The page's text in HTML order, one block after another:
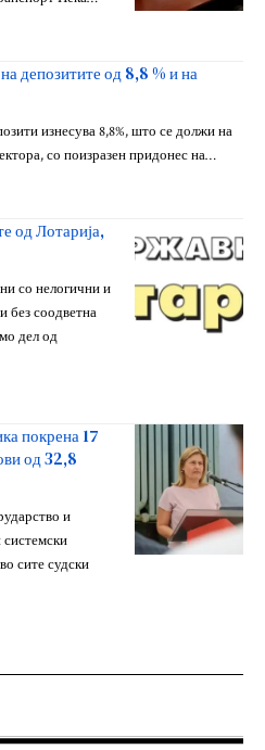
депозитите од 8,8 % и на
изнесува 8,8%, што се должи на
со поизразен придонес на…
од Лотарија,
со нелогични и
без соодветна
дел од
покрена 17
од 32,8
и
сите судски